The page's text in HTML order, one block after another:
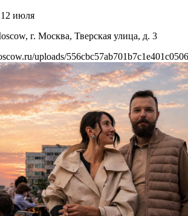
июля
г. Москва, Тверская улица, д. 3
uploads/